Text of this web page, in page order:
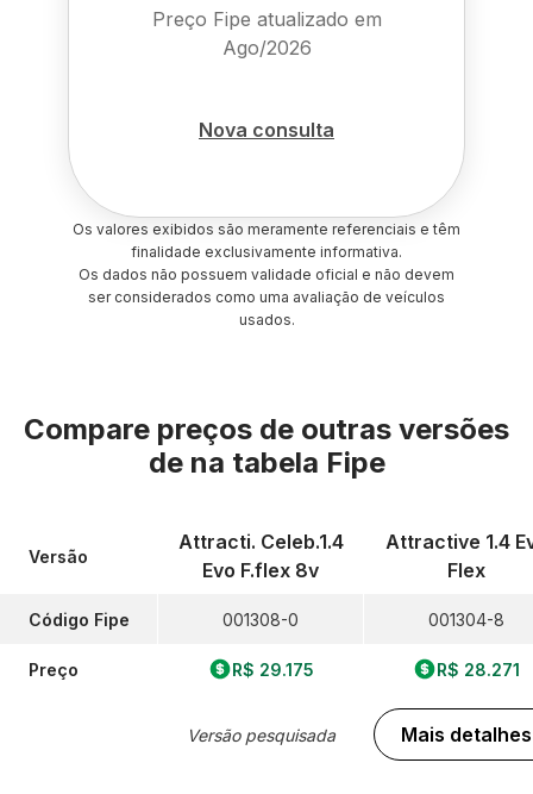
Preço Fipe atualizado em
Ago/2026
Nova consulta
Os valores exibidos são meramente referenciais e têm
finalidade exclusivamente informativa.
Os dados não possuem validade oficial e não devem
ser considerados como uma avaliação de veículos
usados.
Compare preços de outras versões
de na tabela Fipe
Versão
Código Fipe
Preço
Attracti. Celeb.1.4
Evo F.flex 8v
001308-0
R$ 29.175
Versão pesquisada
Attractive 1.4
Flex
001304-8
R$ 28.271
Mais detalhes